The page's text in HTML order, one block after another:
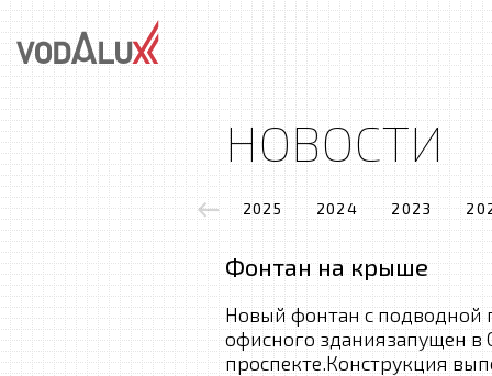
НОВОСТИ
2025 2024 2023
Фонтан на крыше
Новый фонтан с подводной
офисного зданиязапущен в
проспекте.Конструкция